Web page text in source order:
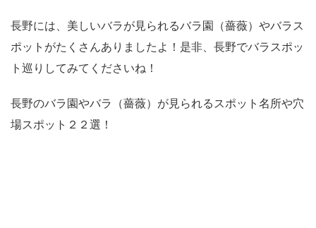
長野には、美しいバラが見られるバラ園（薔薇）やバラス
ポットがたくさんありましたよ！是非、長野でバラスポッ
ト巡りしてみてくださいね！
長野のバラ園やバラ（薔薇）が見られるスポット名所や穴
場スポット２２選！